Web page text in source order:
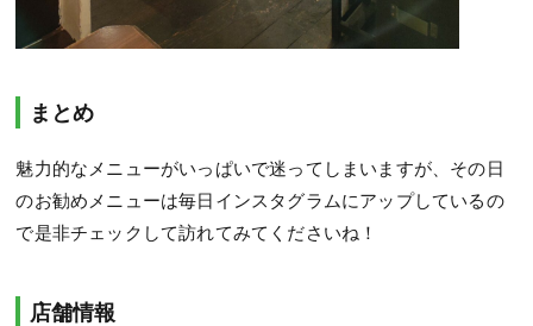
まとめ
魅力的なメニューがいっぱいで迷ってしまいますが、その日
のお勧めメニューは毎日インスタグラムにアップしているの
で是非チェックして訪れてみてくださいね！
店舗情報